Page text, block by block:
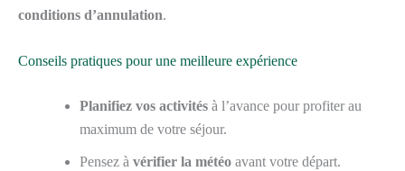
conditions d’annulation.
Conseils pratiques pour une meilleure expérience
Planifiez vos activités à l’avance pour profiter au
maximum de votre séjour.
Pensez à vérifier la météo avant votre départ.